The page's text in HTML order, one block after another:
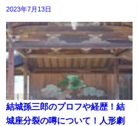
2023年7月13日
結城孫三郎のプロフや経歴！結
城座分裂の噂について！人形劇